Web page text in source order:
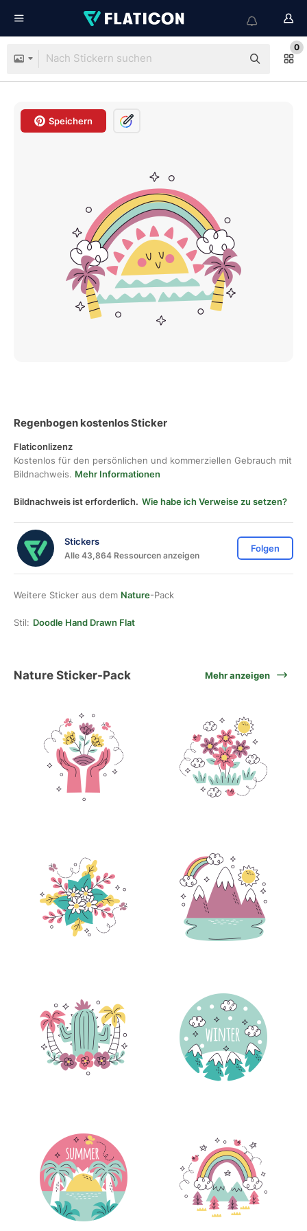
0
Speichern
Regenbogen kostenlos Sticker
Flaticonlizenz
Kostenlos für den persönlichen und kommerziellen Gebrauch mit
Bildnachweis. Mehr Informationen
Bildnachweis ist erforderlich. Wie habe ich Verweise zu setzen?
Stickers
Alle 43,864 Ressourcen anzeigen
Folgen
Weitere Sticker aus dem Nature-Pack
Stil: Doodle Hand Drawn Flat
Nature Sticker-Pack Mehr anzeigen